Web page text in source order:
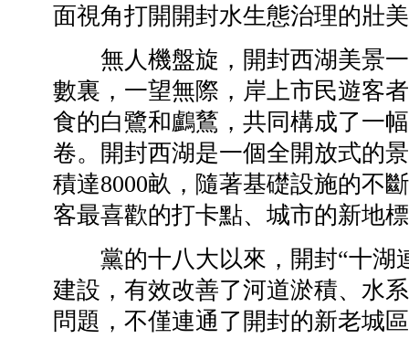
面視角打開開封水生態治理的壯
無人機盤旋，開封西湖美景一
數裏，一望無際，岸上市民遊客
食的白鷺和鸕鶿，共同構成了一
卷。開封西湖是一個全開放式的
積達8000畝，隨著基礎設施的不
客最喜歡的打卡點、城市的新地
黨的十八大以來，開封“十湖
建設，有效改善了河道淤積、水
問題，不僅連通了開封的新老城